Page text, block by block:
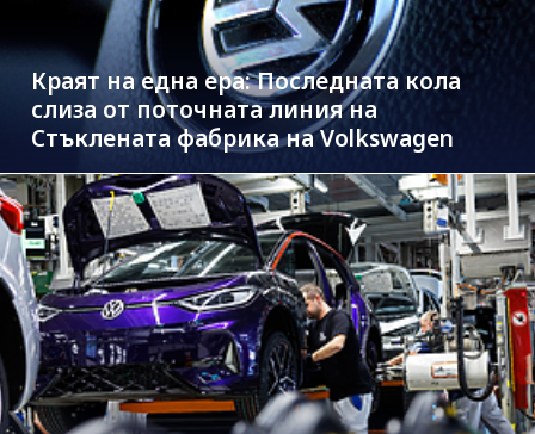
Краят на една ера: Последната кола
слиза от поточната линия на
Стъклената фабрика на Volkswagen